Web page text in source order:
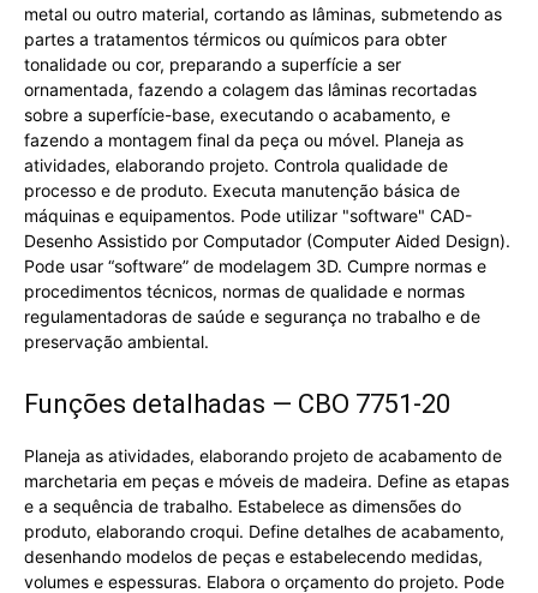
metal ou outro material, cortando as lâminas, submetendo as
partes a tratamentos térmicos ou químicos para obter
tonalidade ou cor, preparando a superfície a ser
ornamentada, fazendo a colagem das lâminas recortadas
sobre a superfície-base, executando o acabamento, e
fazendo a montagem final da peça ou móvel. Planeja as
atividades, elaborando projeto. Controla qualidade de
processo e de produto. Executa manutenção básica de
máquinas e equipamentos. Pode utilizar "software" CAD-
Desenho Assistido por Computador (Computer Aided Design).
Pode usar “software” de modelagem 3D. Cumpre normas e
procedimentos técnicos, normas de qualidade e normas
regulamentadoras de saúde e segurança no trabalho e de
preservação ambiental.
Funções detalhadas — CBO 7751-20
Planeja as atividades, elaborando projeto de acabamento de
marchetaria em peças e móveis de madeira. Define as etapas
e a sequência de trabalho. Estabelece as dimensões do
produto, elaborando croqui. Define detalhes de acabamento,
desenhando modelos de peças e estabelecendo medidas,
volumes e espessuras. Elabora o orçamento do projeto. Pode